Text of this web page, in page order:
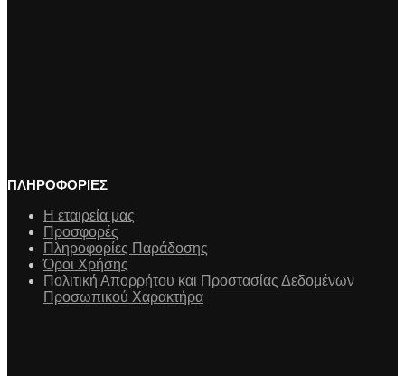
ΠΛΗΡΟΦΟΡΙΕΣ
Η εταιρεία μας
Προσφορές
Πληροφορίες Παράδοσης
Όροι Χρήσης
Πολιτική Απορρήτου και Προστασίας Δεδομένων
Προσωπικού Χαρακτήρα